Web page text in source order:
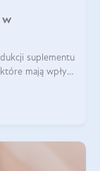
w
suplementu
mają wpływ